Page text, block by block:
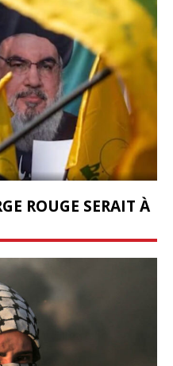
ROUGE SERAIT À